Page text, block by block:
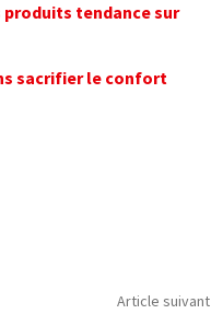
tendance sur
sacrifier le confort
Article suivant